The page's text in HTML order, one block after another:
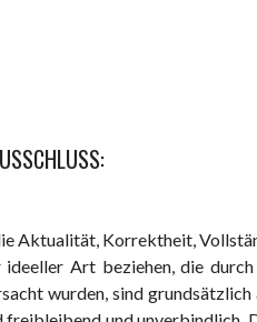
Aktualität, Korrektheit,
Art beziehen, die
wurden, sind